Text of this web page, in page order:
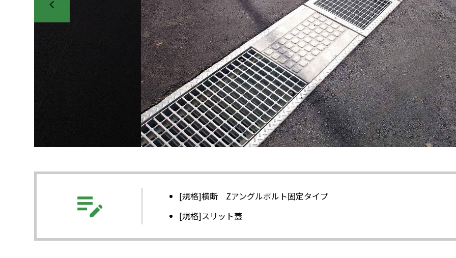
edit_note
[規格]横断 Zアングルボルト固定タイプ
[規格]スリット蓋